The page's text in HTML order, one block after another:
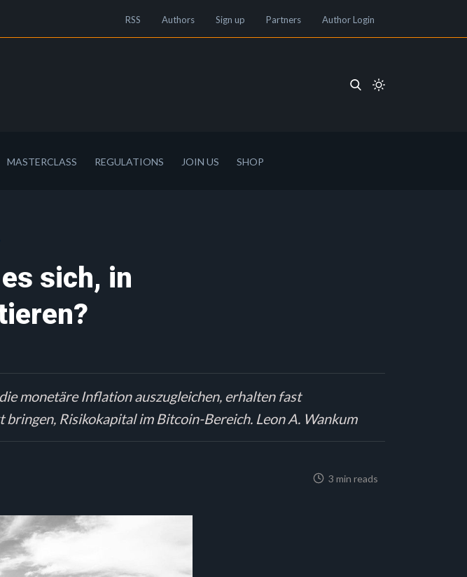
RSS Authors Sign up Partners Author Login
MASTERCLASS REGULATIONS JOIN US SHOP
sich, in
monetäre Inflation auszugleichen, erhalten fast
Risikokapital im Bitcoin-Bereich. Leon A. Wankum
3 min reads